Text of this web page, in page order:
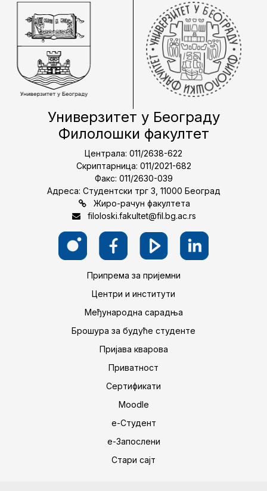
Универзитет у Београду
Филолошки факултет
Централа: 011/2638-622
Скриптарница: 011/2021-682
Факс: 011/2630-039
Адреса: Студентски трг 3, 11000 Београд
Жиро-рачун факултета
filoloski.fakultet@fil.bg.ac.rs
Припрема за пријемни
Центри и институти
Међународна сарадња
Брошура за будуће студенте
Пријава кварова
Приватност
Сертификати
Moodle
е-Студент
е-Запослени
Стари сајт